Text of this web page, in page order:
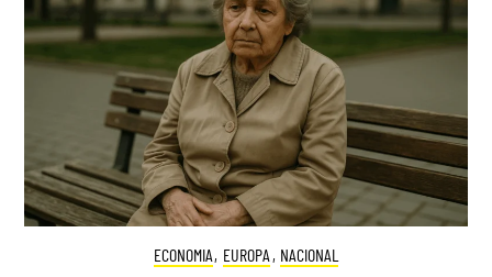
ECONOMIA, EUROPA , NACIONAL